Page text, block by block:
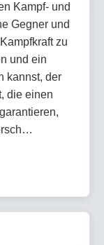
Kampf- und
Gegner und
zu
und ein
kannst, der
die einen